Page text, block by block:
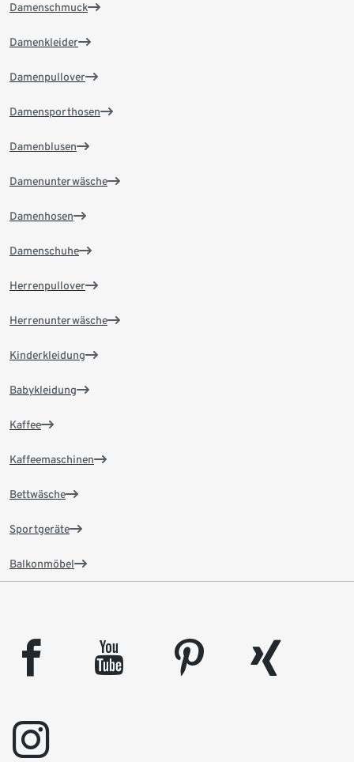
Damenschmuck
Damenkleider
Damenpullover
Damensporthosen
Damenblusen
Damenunterwäsche
Damenhosen
Damenschuhe
Herrenpullover
Herrenunterwäsche
Kinderkleidung
Babykleidung
Kaffee
Kaffeemaschinen
Bettwäsche
Sportgeräte
Balkonmöbel
facebook youtube pinterest
xing
instagram